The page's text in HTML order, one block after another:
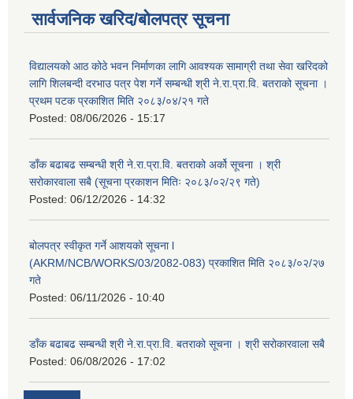
सार्वजनिक खरिद/बोलपत्र सूचना
विद्यालयको आठ कोठे भवन निर्माणका लागि आवश्यक सामाग्री तथा सेवा खरिदको
लागि शिलबन्दी दरभाउ पत्र पेश गर्ने सम्बन्धी श्री ने.रा.प्रा.वि. बतराको सूचना ।
प्रथम पटक प्रकाशित मिति २०८३/०४/२१ गते
Posted: 08/06/2026 - 15:17
डाँक बढाबढ सम्बन्धी श्री ने.रा.प्रा.वि. बतराको अर्को सूचना । श्री
सरोकारवाला सबै (सूचना प्रकाशन मितिः २०८३/०२/२९ गते)
Posted: 06/12/2026 - 14:32
बोलपत्र स्वीकृत गर्ने आशयको सूचना l
(AKRM/NCB/WORKS/03/2082-083) प्रकाशित मिति २०८३/०२/२७
गते
Posted: 06/11/2026 - 10:40
डाँक बढाबढ सम्बन्धी श्री ने.रा.प्रा.वि. बतराको सूचना । श्री सरोकारवाला सबै
Posted: 06/08/2026 - 17:02